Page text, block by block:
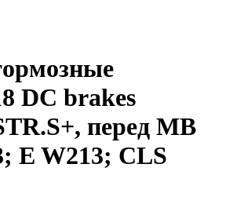
DC brakes
перед MB
E W213; CLS